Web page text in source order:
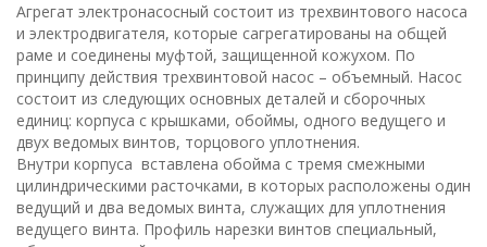
Агрегат электронасосный состоит из трехвинтового насоса
и электродвигателя, которые сагрегатированы на общей
раме и соединены муфтой, защищенной кожухом. По
принципу действия трехвинтовой насос – объемный. Насос
состоит из следующих основных деталей и сборочных
единиц: корпуса с крышками, обоймы, одного ведущего и
двух ведомых винтов, торцового уплотнения.
Внутри корпуса вставлена обойма с тремя смежными
цилиндрическими расточками, в которых расположены один
ведущий и два ведомых винта, служащих для уплотнения
ведущего винта. Профиль нарезки винтов специальный,